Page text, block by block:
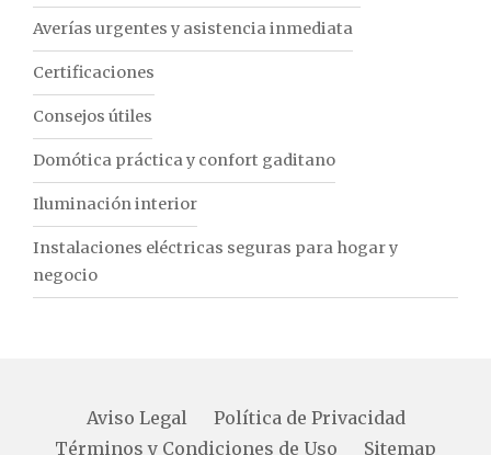
Averías urgentes y asistencia inmediata
Certificaciones
Consejos útiles
Domótica práctica y confort gaditano
Iluminación interior
Instalaciones eléctricas seguras para hogar y
negocio
Aviso Legal
Política de Privacidad
Términos y Condiciones de Uso
Sitemap